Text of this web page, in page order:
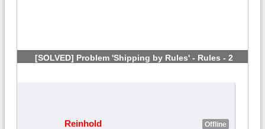
[SOLVED] Problem 'Shipping by Rules' - Rules - 2
#4
Reinhold Offline